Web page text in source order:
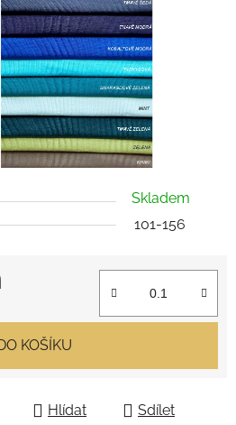
Skladem
101-156
KOŠÍKU
Hlídat Sdílet